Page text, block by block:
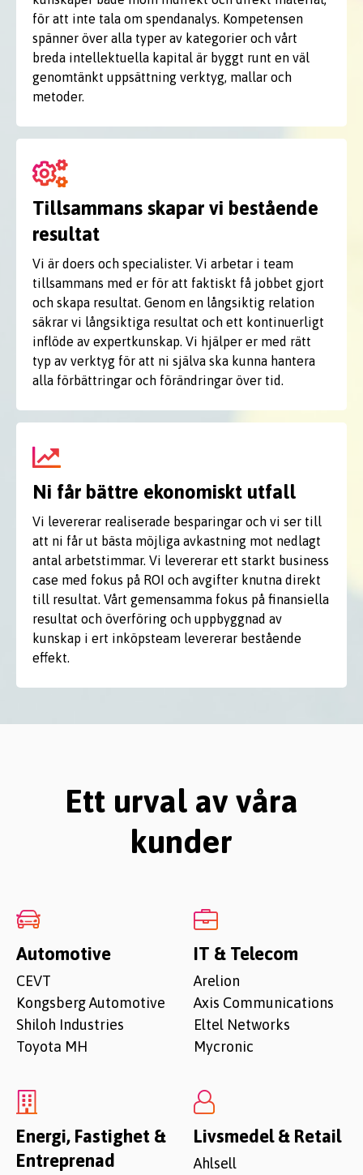
för att inte tala om spendanalys. Kompetensen
spänner över alla typer av kategorier och vårt
breda intellektuella kapital är byggt runt en väl
genomtänkt uppsättning verktyg, mallar och
metoder.
Tillsammans skapar vi bestående
resultat
Vi är doers och specialister. Vi arbetar i team
tillsammans med er för att faktiskt få jobbet gjort
och skapa resultat. Genom en långsiktig relation
säkrar vi långsiktiga resultat och ett kontinuerligt
inflöde av expertkunskap. Vi hjälper er med rätt
typ av verktyg för att ni själva ska kunna hantera
alla förbättringar och förändringar över tid.
Ni får bättre ekonomiskt utfall
Vi levererar realiserade besparingar och vi ser till
att ni får ut bästa möjliga avkastning mot nedlagt
antal arbetstimmar. Vi levererar ett starkt business
case med fokus på ROI och avgifter knutna direkt
till resultat. Vårt gemensamma fokus på finansiella
resultat och överföring och uppbyggnad av
kunskap i ert inköpsteam levererar bestående
effekt.
Ett urval av våra
kunder
Automotive
CEVT
Kongsberg Automotive
Shiloh Industries
Toyota MH
Energi, Fastighet &
Entreprenad
IT & Telecom
Arelion
Axis Communications
Eltel Networks
Mycronic
Livsmedel & Retail
Ahlsell